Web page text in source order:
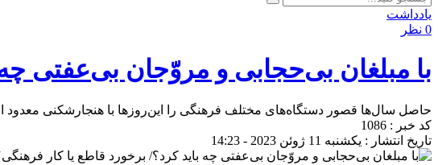
یادداشت
0 نظر
با مبلغان بی‌حجابی و مروّجان بی‌عفتی
حاصل سال‌ها قصور دستگاه‌های مختلف فرهنگی را این‌روزها با هنجارشکنی معدود
کد خبر : 1086
تاریخ انتشار : یکشنبه 11 ژوئن 2023 - 14:23